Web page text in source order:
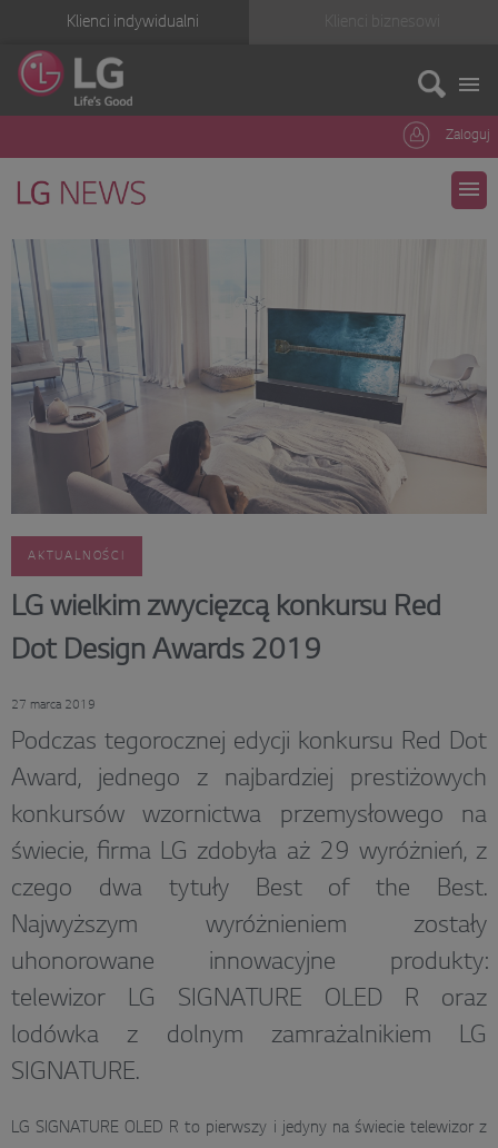
Klienci indywidualni
Zaloguj
AKTUALNOŚCI
LG wielkim zwycięzcą konkursu Red
Dot Design Awards 2019
27 marca 2019
Podczas tegorocznej edycji konkursu Red Dot
Award, jednego z najbardziej prestiżowych
konkursów wzornictwa przemysłowego na
świecie, firma LG zdobyła aż 29 wyróżnień, z
czego dwa tytuły Best of the Best.
Najwyższym wyróżnieniem zostały
uhonorowane innowacyjne produkty:
telewizor LG SIGNATURE OLED R oraz
lodówka z dolnym zamrażalnikiem LG
SIGNATURE.
LG SIGNATURE OLED R to pierwszy i jedyny na świecie telewizor z